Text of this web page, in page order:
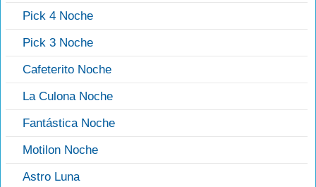
Pick 4 Noche
Pick 3 Noche
Cafeterito Noche
La Culona Noche
Fantástica Noche
Motilon Noche
Astro Luna